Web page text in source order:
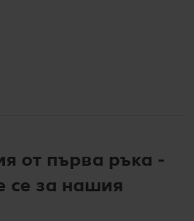
от първа ръка -
се за нашия